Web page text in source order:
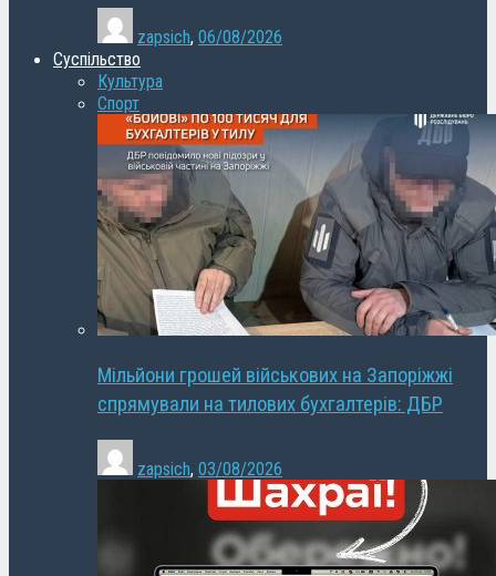
zapsich, 06/08/2026
Суспільство
Культура
Спорт
Мільйони грошей військових на Запоріжжі
спрямували на тилових бухгалтерів: ДБР
zapsich, 03/08/2026